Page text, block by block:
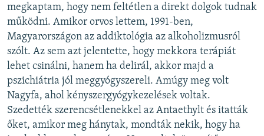
megkaptam, hogy nem feltétlen a direkt dolgok tudnak
működni. Amikor orvos lettem, 1991-ben,
Magyarországon az addiktológia az alkoholizmusról
szólt. Az sem azt jelentette, hogy mekkora terápiát
lehet csinálni, hanem ha delirál, akkor majd a
pszichiátria jól meggyógyszereli. Amúgy meg volt
Nagyfa, ahol kényszergyógykezelések voltak.
Szedették szerencsétlenekkel az Antaethylt és itatták
őket, amikor meg hánytak, mondták nekik, hogy ha